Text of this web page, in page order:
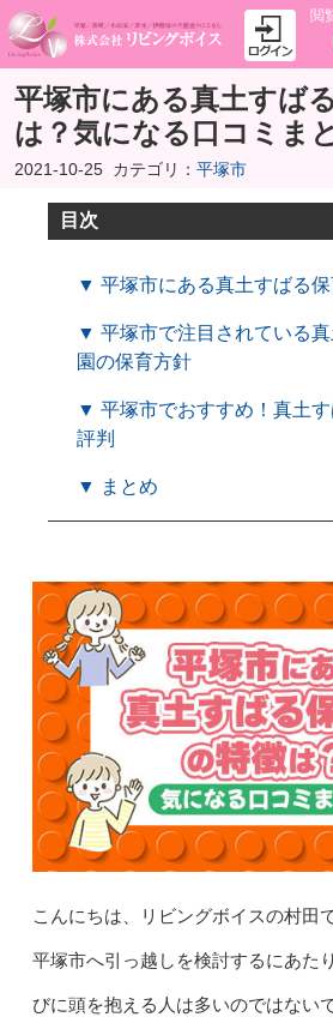
閲
平塚市にある真土すば
は？気になる口コミま
2021-10-25 カテゴリ： 平塚市
目次
▼ 平塚市にある真土すばる
▼ 平塚市で注目されている
園の保育方針
▼ 平塚市でおすすめ！真土
評判
▼ まとめ
こんにちは、リビングボイスの村田で
平塚市へ引っ越しを検討するにあた
びに頭を抱える人は多いのではない